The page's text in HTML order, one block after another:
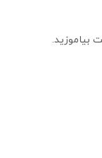
بیاموزید.